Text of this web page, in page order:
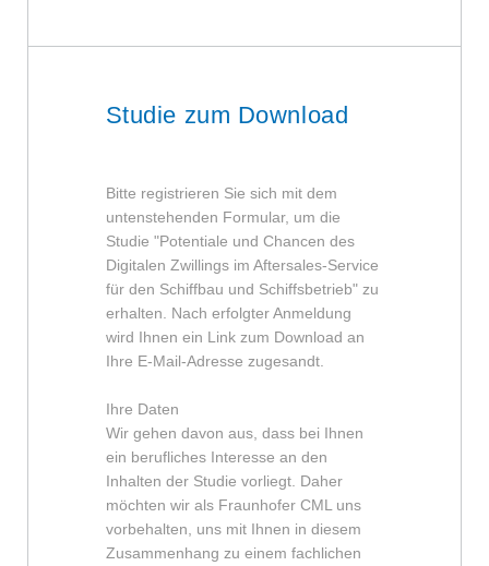
Studie zum Download
Bitte registrieren Sie sich mit dem
untenstehenden Formular, um die
Studie "Potentiale und Chancen des
Digitalen Zwillings im Aftersales-Service
für den Schiffbau und Schiffsbetrieb"zu
erhalten. Nach erfolgter Anmeldung
wird Ihnen ein Link zum Download an
Ihre E-Mail-Adresse zugesandt.
Ihre Daten
Wir gehen davon aus, dass bei Ihnen
ein berufliches Interesse an den
Inhalten der Studie vorliegt. Daher
möchten wir als Fraunhofer CML uns
vorbehalten, uns mit Ihnen in diesem
Zusammenhang zu einem fachlichen